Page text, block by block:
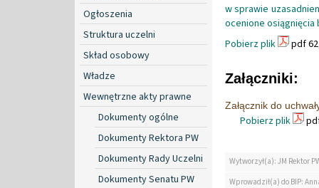
Ogłoszenia
Struktura uczelni
Skład osobowy
Władze
Wewnętrzne akty prawne
Dokumenty ogólne
Dokumenty Rektora PW
Dokumenty Rady Uczelni
Dokumenty Senatu PW
w sprawie
ocenione
Pobierz plik
pdf
Załączniki:
Załącznik do
Pobierz plik
Wytworzył(a): JM Rektor
Wprowadził(a) do BIP: